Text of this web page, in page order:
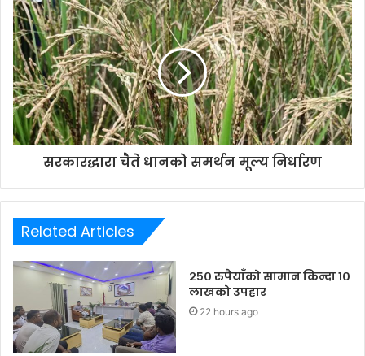
s
s
सरकारद्धारा चैते धानको समर्थन मूल्य निर्धारण
Related Articles
२५० रुपैयाँको सामान किन्दा १०
लाखको उपहार
22 hours ago